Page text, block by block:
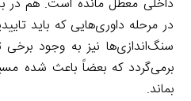
در مرحله داوری‌هایی که باید
سنگ‌اندازی‌ها نیز به وجود
برمی‌گردد که بعضاً باعث شده
بماند.